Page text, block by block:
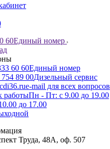
60Единый номер
60 60Единый номер
89 00Дизельный сервис
e-mail для всех вопросов
работыПн - Пт: с 9.00 до 19.00
до 17.00
Труда, 48А, оф. 507